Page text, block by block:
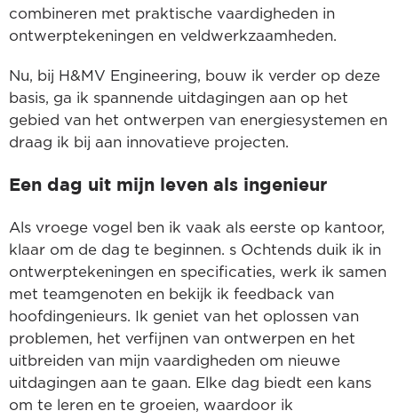
combineren met praktische vaardigheden in
ontwerptekeningen en veldwerkzaamheden.
Nu, bij H&MV Engineering, bouw ik verder op deze
basis, ga ik spannende uitdagingen aan op het
gebied van het ontwerpen van energiesystemen en
draag ik bij aan innovatieve projecten.
Een dag uit mijn leven als ingenieur
Als vroege vogel ben ik vaak als eerste op kantoor,
klaar om de dag te beginnen. s Ochtends duik ik in
ontwerptekeningen en specificaties, werk ik samen
met teamgenoten en bekijk ik feedback van
hoofdingenieurs. Ik geniet van het oplossen van
problemen, het verfijnen van ontwerpen en het
uitbreiden van mijn vaardigheden om nieuwe
uitdagingen aan te gaan. Elke dag biedt een kans
om te leren en te groeien, waardoor ik